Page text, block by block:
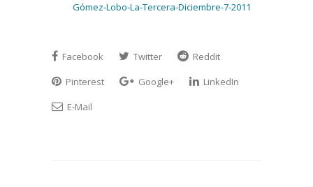
Gómez-Lobo-La-Tercera-Diciembre-7-2011
Facebook Twitter
Reddit
Pinterest
Google+
LinkedIn
E-Mail